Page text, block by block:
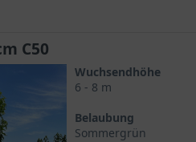
säulenhaften Wuchs aus,
ideale Baum für den kleineren
C50
Wuchsendhöhe
6 - 8 m
Belaubung
Sommergrün